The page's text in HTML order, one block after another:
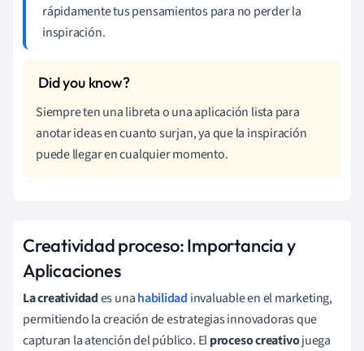
rápidamente tus pensamientos para no perder la
inspiración.
Siempre ten una libreta o una aplicación lista para
anotar ideas en cuanto surjan, ya que la inspiración
puede llegar en cualquier momento.
Creatividad proceso: Importancia y
Aplicaciones
La creatividades unahabilidad invaluable en el marketing,
permitiendo la creación de estrategias innovadoras que
capturan la atención del público. Elproceso creativojuega